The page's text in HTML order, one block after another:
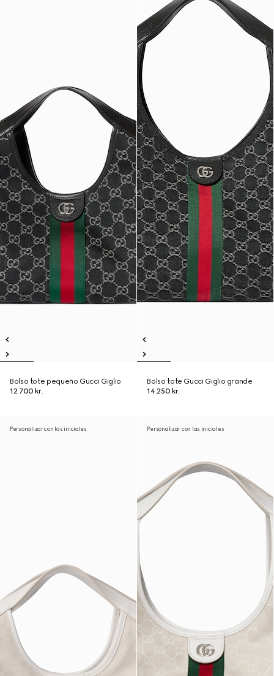
Bolso tote pequeño Gucci Giglio
12.700 kr.
Bolso tote Gucci Giglio grande
14.250 kr.
Personalizar con las iniciales Personalizar con las iniciales